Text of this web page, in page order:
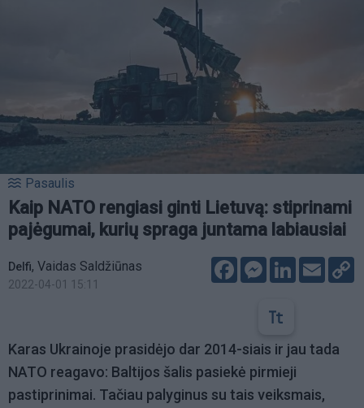
Pasaulis
Kaip NATO rengiasi ginti Lietuvą: stiprinami
pajėgumai, kurių spraga juntama labiausiai
Delfi, Vaidas Saldžiūnas
2022-04-01 15:11
FacebookMessenger
LinkedIn
Email
Karas Ukrainoje prasidėjo dar 2014-siais ir jau tada
NATO reagavo: Baltijos šalis pasiekė pirmieji
pastiprinimai. Tačiau palyginus su tais veiksmais,